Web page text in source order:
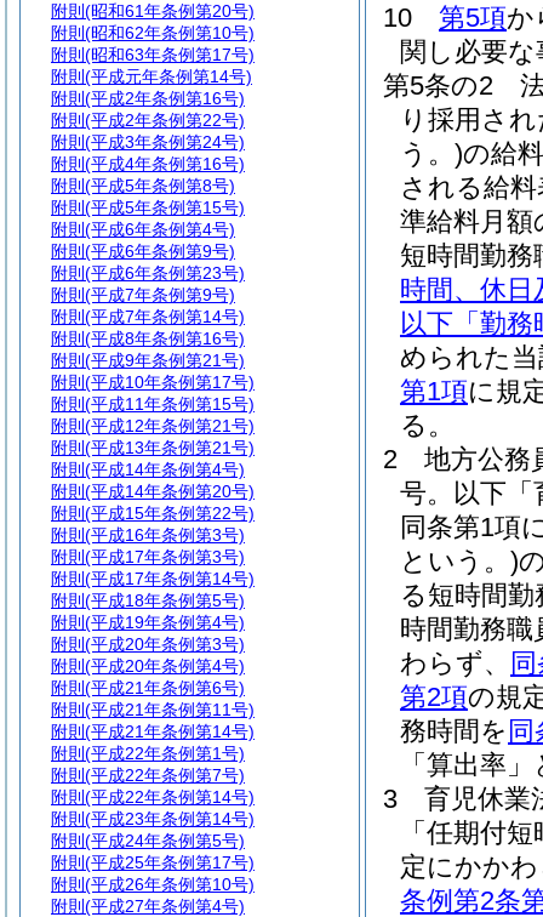
10
第5項か
関し必要
第5条の2
り採用さ
う。)の給
される給
準給料月額
短時間勤
時間、休
以下「勤
められた
第1項に規
る。
2
地方公務
号。以下「
同条第1項
という。)
る短時間
時間勤務
わらず、
第2項の規
務時間を 同
「算出率
3
育児休業
「任期付
定にかか
条例第2条
附則 (昭和61年条例第20号)
附則 (昭和62年条例第10号)
附則 (昭和63年条例第17号)
附則 (平成元年条例第14号)
附則 (平成2年条例第16号)
附則 (平成2年条例第22号)
附則 (平成3年条例第24号)
附則 (平成4年条例第16号)
附則 (平成5年条例第8号)
附則 (平成5年条例第15号)
附則 (平成6年条例第4号)
附則 (平成6年条例第9号)
附則 (平成6年条例第23号)
附則 (平成7年条例第9号)
附則 (平成7年条例第14号)
附則 (平成8年条例第16号)
附則 (平成9年条例第21号)
附則 (平成10年条例第17号)
附則 (平成11年条例第15号)
附則 (平成12年条例第21号)
附則 (平成13年条例第21号)
附則 (平成14年条例第4号)
附則 (平成14年条例第20号)
附則 (平成15年条例第22号)
附則 (平成16年条例第3号)
附則 (平成17年条例第3号)
附則 (平成17年条例第14号)
附則 (平成18年条例第5号)
附則 (平成19年条例第4号)
附則 (平成20年条例第3号)
附則 (平成20年条例第4号)
附則 (平成21年条例第6号)
附則 (平成21年条例第11号)
附則 (平成21年条例第14号)
附則 (平成22年条例第1号)
附則 (平成22年条例第7号)
附則 (平成22年条例第14号)
附則 (平成23年条例第14号)
附則 (平成24年条例第5号)
附則 (平成25年条例第17号)
附則 (平成26年条例第10号)
附則 (平成27年条例第4号)